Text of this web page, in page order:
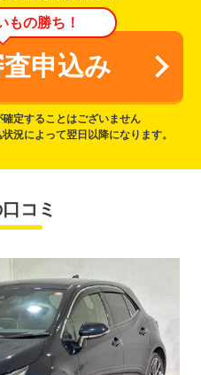
もの勝ち！
申込み
定することはございません
況によって翌日以降になります。
コミ